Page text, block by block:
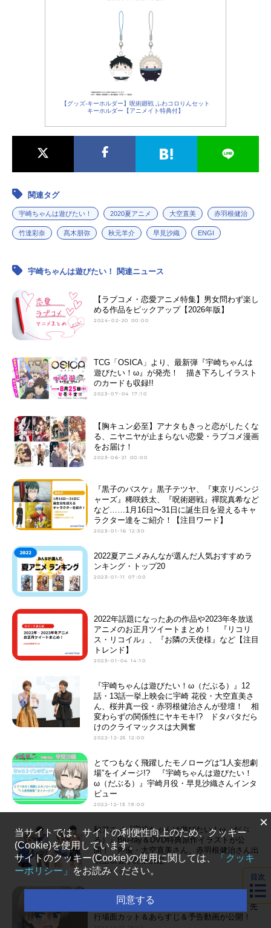
【グッズ-キーホルダー】呪術廻戦 ふわコロりんセット
キーホルダー【アニメイト特典付】
関連タグ
宇崎ちゃんは遊びたい！ 2020夏アニメ 大空直美 赤羽根健治
竹達彩奈 髙木朋弥 秋元羊介 早見沙織 ENGI
宇崎ちゃんは遊びたい！ 関連ニュース
【ラブコメ・恋愛アニメ特集】男女問わず楽し
める作品をピックアップ【2026年版】
2024-02-20 00:00
TCG「OSICA」より、最新弾『宇崎ちゃんは
遊びたい！ω』が発売！ 描き下ろしイラスト
のカードも収録!!
2023-07-04 17:10
【胸キュン必至】アナタもきっと恋がしたくな
る、ニヤニヤが止まらない恋愛・ラブコメ漫画
をお届け！
2023-06-21 00:00
『黒子のバスケ』黒子テツヤ、『東京リベンジ
ャーズ』稀咲鉄太、『呪術廻戦』禪院真希など
など……1月16日〜31日に誕生日を迎えるキャ
ラクター達をご紹介！【注目ワード】
2023-01-16 12:30
2022夏アニメみんなが選んだ人気おすすめラ
ンキング・トップ20
2023-01-11 07:00
2022年話題になったあの作品や2023年冬放送
アニメのお正月ツイートまとめ！ 『リコリ
ス・リコイル』、『お隣の天使様』など【注目
トレンド】
2023-01-04 14:10
『宇崎ちゃんは遊びたい！ω（だぶる）』12
話・13話一挙上映会に宇崎 花役・大空直美さ
ん、桜井真一役・赤羽根健治さんが登壇！ 相
変わらずの関係性にヤキモキ!? ドタバタだら
けのクライマックスは大興奮
2022-12-25 12:00
とてつもなく飛躍したモノローグは“1人妄想劇
場”をイメージ!? 『宇崎ちゃんは遊びたい！
ω（だぶる）』宇崎月役・早見沙織さんインタ
ビュー
2022-12-13 19:00
秋アニメ『宇崎ちゃんは遊びたい！ω（だぶ
る）』Blu-ray＆DVD特典原作イラストが公
開！ 声優・大空直美さん、赤羽根健治さん出
演上映会が開催決定！
2022-11-21 12:20
秋アニメ『宇崎ちゃんは遊びたい！ω（だぶ
る）』第8話「柳も桐も楽しみたい!」より、先
行場面カット＆あらすじ＆予告動画が公開！
目次
×
当サイトでは、サイトの利便性向上のため、クッキー
(Cookie)を使用しています。
サイトのクッキー(Cookie)の使用に関しては、
「クッキ
ーポリシー」 をお読みください。
同意する